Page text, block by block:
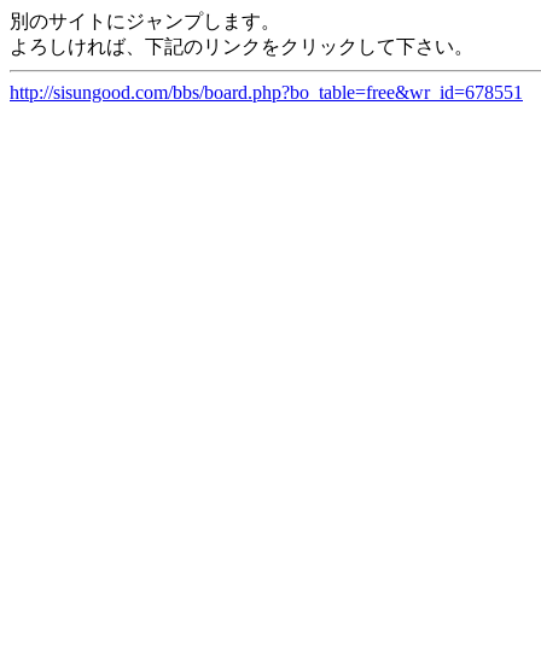
別のサイトにジャンプします。
よろしければ、下記のリンクをクリックして下さい。
http://sisungood.com/bbs/board.php?bo_table=free&wr_id=678551